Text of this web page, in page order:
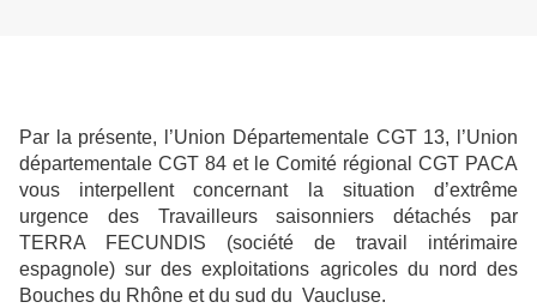
Par la présente, l’Union Départementale CGT 13, l’Union
départementale CGT 84 et le Comité régional CGT PACA
vous interpellent concernant la situation d’extrême
urgence des Travailleurs saisonniers détachés par
TERRA FECUNDIS (société de travail intérimaire
espagnole) sur des exploitations agricoles du nord des
Bouches du Rhône et du sud du Vaucluse.